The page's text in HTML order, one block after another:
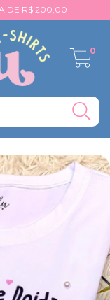
DE R$ 200,00
0